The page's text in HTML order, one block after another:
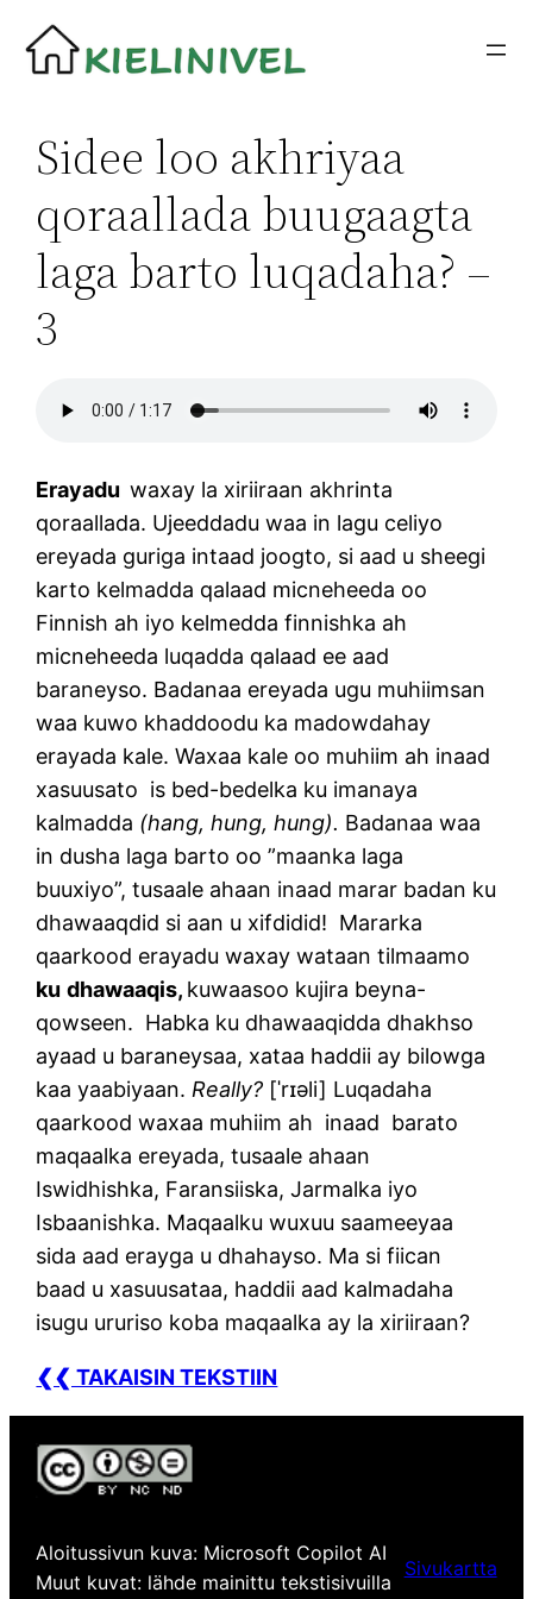
Siirry
sisältöön
Sidee loo akhriyaa
qoraallada buugaagta
laga barto luqadaha? –
3
Erayaduwaxay la xiriiraan akhrinta
qoraallada. Ujeeddadu waa in lagu celiyo
ereyada guriga intaad joogto, si aad u sheegi
karto kelmadda qalaad micneheeda oo
Finnish ah iyo kelmedda finnishka ah
micneheeda luqadda qalaad ee aad
baraneyso. Badanaa ereyada ugu muhiimsan
waa kuwo khaddoodu ka madowdahay
erayada kale. Waxaa kale oo muhiim ah inaad
xasuusato is bed-bedelka ku imanaya
kalmadda (hang, hung, hung). Badanaa waa
in dusha laga barto oo ”maanka laga
buuxiyo”, tusaale ahaan inaad marar badan ku
dhawaaqdid si aan u xifdidid! Mararka
qaarkood erayadu waxay wataan tilmaamo
ku dhawaaqis, kuwaasoo kujira beyna-
qowseen. Habka ku dhawaaqidda dhakhso
ayaad u baraneysaa, xataa haddii ay bilowga
kaa yaabiyaan.Really? [ˈrɪəli] Luqadaha
qaarkood waxaa muhiim ah inaad barato
maqaalka ereyada, tusaale ahaan
Iswidhishka, Faransiiska, Jarmalka iyo
Isbaanishka. Maqaalku wuxuu saameeyaa
sida aad erayga u dhahayso. Ma si fiican
baad u xasuusataa, haddii aad kalmadaha
isugu ururiso koba maqaalka ay la xiriiraan?
❮❮ TAKAISIN TEKSTIIN
Aloitussivun kuva: Microsoft Copilot AI
Muut kuvat: lähde mainittu tekstisivuilla
Sivukartta